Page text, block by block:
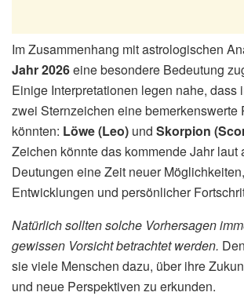
Im Zusammenhang mit astrologischen
Jahr 2026eine besondere Bedeutung
Einige Interpretationen legen nahe, dass
zwei Sternzeichen eine bemerkenswerte
könnten: Löwe (Leo) und Skorpion
Zeichen könnte das kommende Jahr laut
Deutungen eine Zeit neuer
Entwicklungen und persönlicher
Natürlich sollten solche Vorhersagen
gewissen Vorsicht betrachtet werden.
sie viele Menschen dazu, über ihre
und neue Perspektiven zu erkunden.